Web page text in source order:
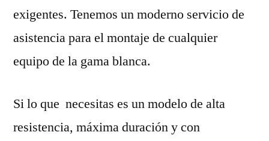
exigentes. Tenemos un moderno servicio de
asistencia para el montaje de cualquier
equipo de la gama blanca.
Si lo que necesitas es un modelo de alta
resistencia, máxima duración y con